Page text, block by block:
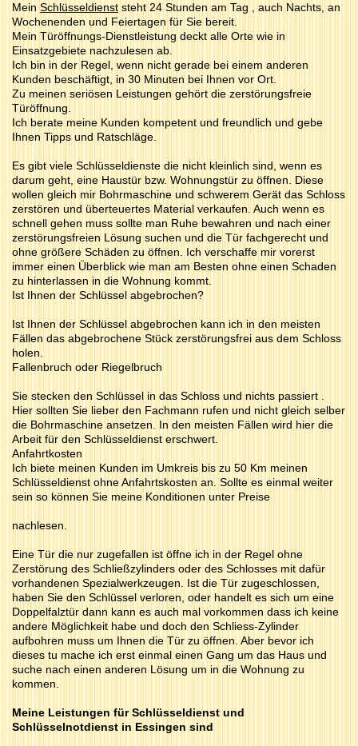
Mein Schlüsseldienst steht 24 Stunden am Tag , auch Nachts, an
Wochenenden und Feiertagen für Sie bereit.
Mein Türöffnungs-Dienstleistung deckt alle Orte wie in
Einsatzgebiete nachzulesen ab.
Ich bin in der Regel, wenn nicht gerade bei einem anderen
Kunden beschäftigt, in 30 Minuten bei Ihnen vor Ort.
Zu meinen seriösen Leistungen gehört die zerstörungsfreie
Türöffnung.
Ich berate meine Kunden kompetent und freundlich und gebe
Ihnen Tipps und Ratschläge.
Es gibt viele Schlüsseldienste die nicht kleinlich sind, wenn es
darum geht, eine Haustür bzw. Wohnungstür zu öffnen. Diese
wollen gleich mir Bohrmaschine und schwerem Gerät das Schloss
zerstören und überteuertes Material verkaufen. Auch wenn es
schnell gehen muss sollte man Ruhe bewahren und nach einer
zerstörungsfreien Lösung suchen und die Tür fachgerecht und
ohne größere Schäden zu öffnen. Ich verschaffe mir vorerst
immer einen Überblick wie man am Besten ohne einen Schaden
zu hinterlassen in die Wohnung kommt.
Ist Ihnen der Schlüssel abgebrochen?
Ist Ihnen der Schlüssel abgebrochen kann ich in den meisten
Fällen das abgebrochene Stück zerstörungsfrei aus dem Schloss
holen.
Fallenbruch oder Riegelbruch
Sie stecken den Schlüssel in das Schloss und nichts passiert .
Hier sollten Sie lieber den Fachmann rufen und nicht gleich selber
die Bohrmaschine ansetzen. In den meisten Fällen wird hier die
Arbeit für den Schlüsseldienst erschwert.
Anfahrtkosten
Ich biete meinen Kunden im Umkreis bis zu 50 Km meinen
Schlüsseldienst ohne Anfahrtskosten an. Sollte es einmal weiter
sein so können Sie meine Konditionen unter Preise
nachlesen.
Eine Tür die nur zugefallen ist öffne ich in der Regel ohne
Zerstörung des Schließzylinders oder des Schlosses mit dafür
vorhandenen Spezialwerkzeugen. Ist die Tür zugeschlossen,
haben Sie den Schlüssel verloren, oder handelt es sich um eine
Doppelfalztür dann kann es auch mal vorkommen dass ich keine
andere Möglichkeit habe und doch den Schliess-Zylinder
aufbohren muss um Ihnen die Tür zu öffnen. Aber bevor ich
dieses tu mache ich erst einmal einen Gang um das Haus und
suche nach einen anderen Lösung um in die Wohnung zu
kommen.
Meine Leistungen für Schlüsseldienst und
Schlüsselnotdienst in Essingen sind